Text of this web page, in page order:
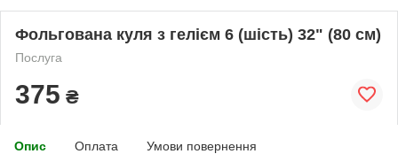
Фольгована куля з гелієм 6 (шість) 32" (80 см)
Послуга
375 ₴
Опис Оплата Умови повернення